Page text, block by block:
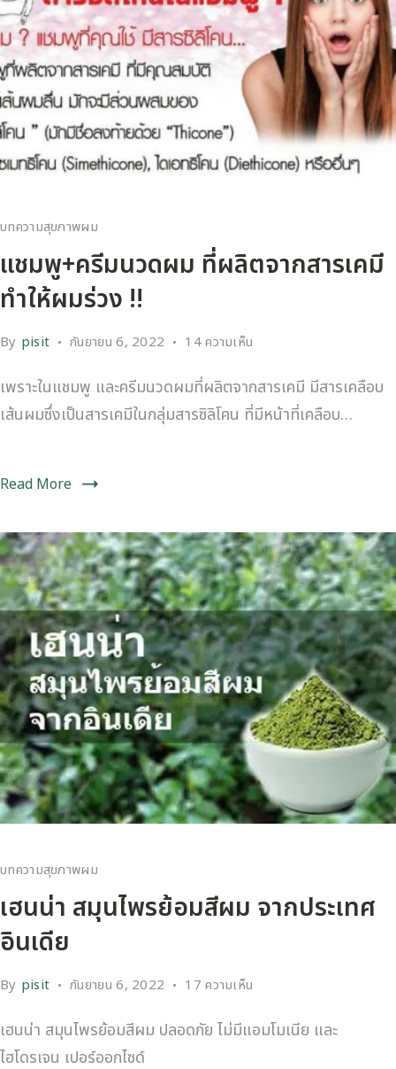
บทความสุขภาพผม
แชมพู+ครีมนวดผม ที่ผลิตจากสารเคมี
ทำให้ผมร่วง !!
By pisit กันยายน 6, 2022 14 ความเห็น
เพราะในแชมพู และครีมนวดผมที่ผลิตจากสารเคมี มีสารเคลือบ
เส้นผมซึ่งเป็นสารเคมีในกลุ่มสารซิลิโคน ที่มีหน้าที่เคลือบ…
Read More
บทความสุขภาพผม
เฮนน่า สมุนไพรย้อมสีผม จากประเทศ
อินเดีย
By pisit กันยายน 6, 2022 17 ความเห็น
เฮนน่า สมุนไพรย้อมสีผม ปลอดภัย ไม่มีแอมโมเนีย และ
ไฮโดรเจน เปอร์ออกไซด์